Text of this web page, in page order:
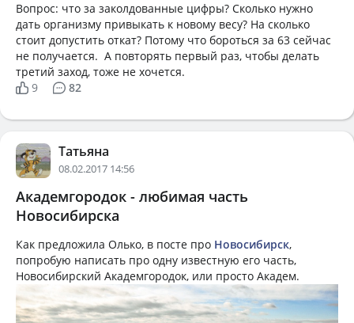
Вопрос: что за заколдованные цифры? Сколько нужно
дать организму привыкать к новому весу? На сколько
стоит допустить откат? Потому что бороться за 63 сейчас
не получается. А повторять первый раз, чтобы делать
третий заход, тоже не хочется.
9
82
Татьяна
08.02.2017 14:56
Академгородок - любимая часть
Новосибирска
Как предложила Олько, в посте про Новосибирск,
попробую написать про одну известную его часть,
Новосибирский Академгородок, или просто Академ.